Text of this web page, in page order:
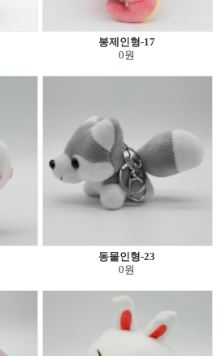
봉제인형-17
0원
동물인형-23
0원